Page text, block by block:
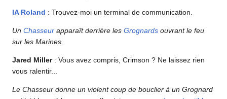
IA Roland : Trouvez-moi un terminal de communication.
Un Chasseur apparaît derrière les Grognards ouvrant le feu
sur les Marines.
Jared Miller: Vous avez compris, Crimson ? Ne laissez rien
vous ralentir...
Le Chasseur donne un violent coup de bouclier à un Grognard